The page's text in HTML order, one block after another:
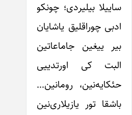
ساییلا‌ بیلیردی؛ چونکو
ادبی چوراقلیق یاشایان
بیر ییغین جاماعاتین
البت کی اورتدییی
حئکایه‌نین، رومانین…
باشقا تور یازیلاری‌نین